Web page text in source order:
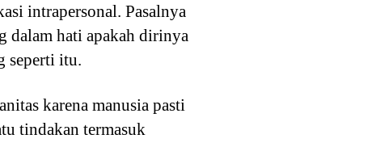
intrapersonal. Pasalnya
dalam hati apakah dirinya
seperti itu.
karena manusia pasti
tindakan termasuk